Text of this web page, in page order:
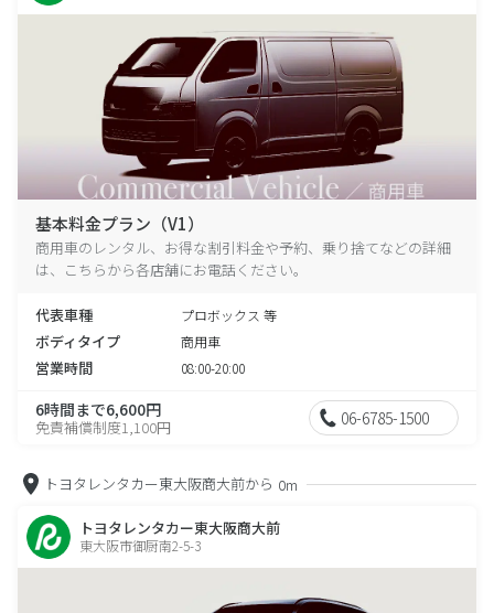
基本料金プラン（V1）
商用車のレンタル、お得な割引料金や予約、乗り捨てなどの詳細
は、こちらから各店舗にお電話ください。
代表車種 プロボックス 等
ボディタイプ 商用車
営業時間 08:00-20:00
6時間まで6,600円
免責補償制度1,100円 06-6785-1500
トヨタレンタカー東大阪商大前から 0m
トヨタレンタカー東大阪商大前
東大阪市御厨南2-5-3